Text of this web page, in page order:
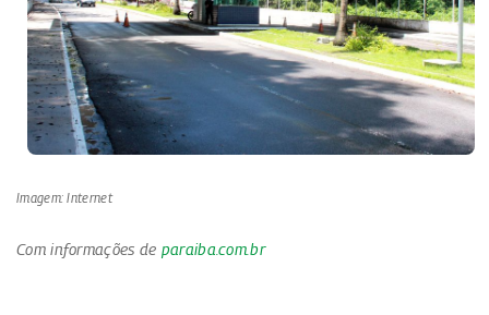
Imagem: Internet
Com informações de paraiba.com.br